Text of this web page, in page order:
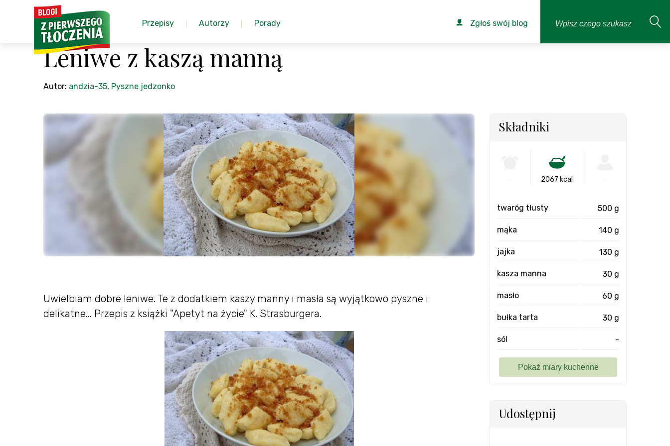
Przepisy Autorzy Porady Zgłoś swój blog
Leniwe z kaszą manną
Autor: andzia-35, Pyszne jedzonko
Uwielbiam dobre leniwe. Te z dodatkiem kaszy manny i masła są wyjątkowo pyszne i
delikatne... Przepis z książki "Apetyt na życie" K. Strasburgera.
Składniki
2067 kcal
twaróg tłusty 500 g
mąka 140 g
jajka 130 g
kasza manna 30 g
masło 60 g
bułka tarta 30 g
sól -
Udostępnij